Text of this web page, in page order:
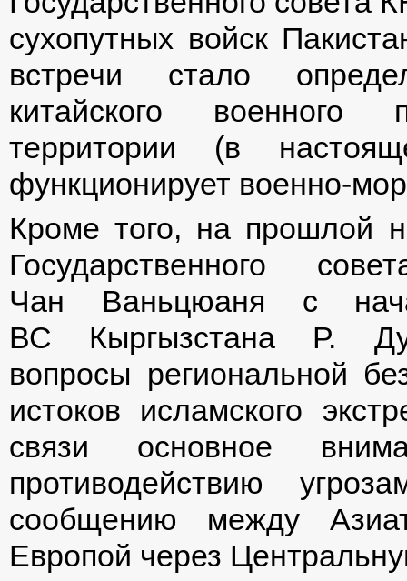
сухопутных войск
встречи стало
китайского военного
территории (в
функционирует военно-
Кроме того, на прошлой
Государственного
Чан Ваньцюаня с
ВС Кыргызстана Р.
вопросы региональной
истоков исламского
связи основное
противодействию
сообщению между
Европой через